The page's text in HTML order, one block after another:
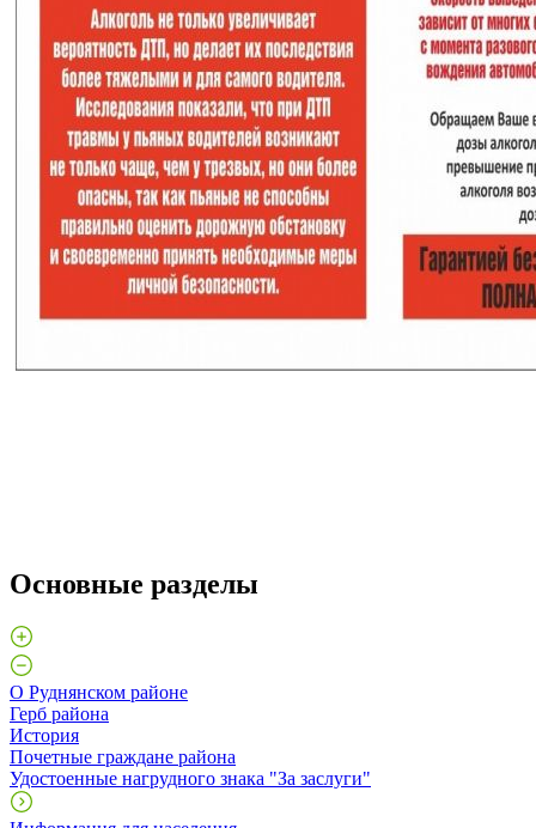
Основные разделы
О Руднянском районе
Герб района
История
Почетные граждане района
Удостоенные нагрудного знака "За заслуги"